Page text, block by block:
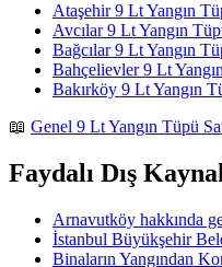
Ataşehir 9 Lt Yangın
Avcılar 9 Lt Yangın
Bağcılar 9 Lt Yangın
Bahçelievler 9 Lt
Bakırköy 9 Lt Yangın
📖 Genel 9 Lt Yangın Tüpü
Faydalı Dış
Arnavutköy hakkında
İstanbul Büyükşehir
Binaların Yangından